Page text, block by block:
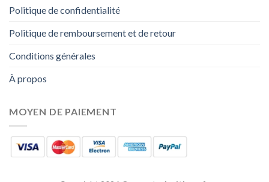
Politique de confidentialité
Politique de remboursement et de retour
Conditions générales
À propos
MOYEN DE PAIEMENT